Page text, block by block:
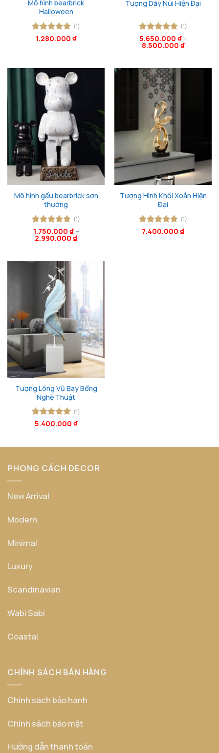
Mô hình bearbrick
Halloween
Được xếp
(1)
1.280.000 ₫
Tượng Dãy Núi Hiện Đại
Được xếp
hạng55
(1)
5.650.000 ₫–
8.500.000 ₫
Mô hình gấu bearbrick sơn
thường
Được xếp
hạng55
(1)
1.750.000 ₫–
2.990.000 ₫
Tượng Hình Khối Xoắn Hiện
Đại
Được xếp
(1)
7.400.000 ₫
Tượng Lông Vũ Bay Bổng
Nghệ Thuật
Được xếp
(1)
5.400.000 ₫
PHONG CÁCH DECOR
New Arrival
Modern
Minimal
Luxury
Scandinavian
Wabi Sabi
Coastal
CHÍNH SÁCH BÁN HÀNG
Chính sách bảo hành
Chính sách bảo mật
Hướng dẫn thanh toán